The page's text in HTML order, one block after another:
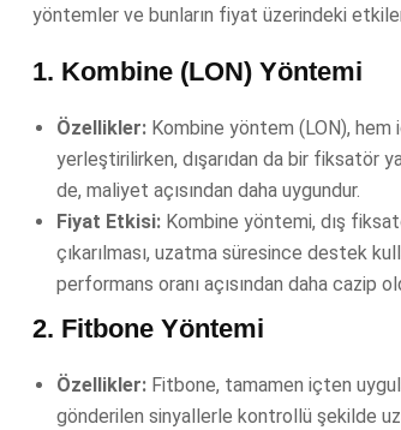
yöntemler ve bunların fiyat üzerindeki
1. Kombine (LON) Yöntemi
Özellikler: Kombine yöntem (LON), hem
yerleştirilirken, dışarıdan da bir fiksatör
de, maliyet açısından daha uygundur.
Fiyat Etkisi: Kombine yöntemi, dış
çıkarılması, uzatma süresince destek
performans oranı açısından daha cazip
2. Fitbone Yöntemi
Özellikler: Fitbone, tamamen içten
gönderilen sinyallerle kontrollü şekilde